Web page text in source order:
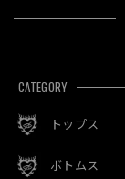
CATEGORY
トップス
ボトムス